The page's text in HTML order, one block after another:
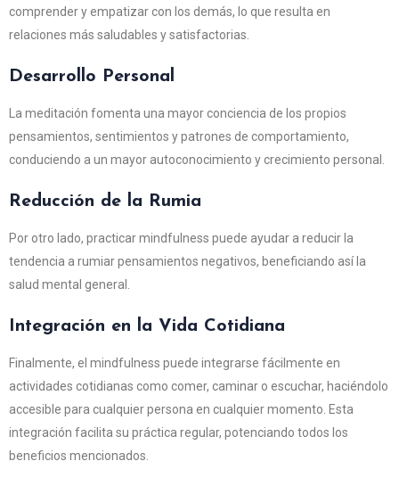
comprender y empatizar con los demás, lo que resulta en
relaciones más saludables y satisfactorias.
Desarrollo Personal
La meditación fomenta una mayor conciencia de los propios
pensamientos, sentimientos y patrones de comportamiento,
conduciendo a un mayor autoconocimiento y crecimiento personal.
Reducción de la Rumia
Por otro lado, practicar mindfulness puede ayudar a reducir la
tendencia a rumiar pensamientos negativos, beneficiando así la
salud mental general.
Integración en la Vida Cotidiana
Finalmente, el mindfulness puede integrarse fácilmente en
actividades cotidianas como comer, caminar o escuchar, haciéndolo
accesible para cualquier persona en cualquier momento. Esta
integración facilita su práctica regular, potenciando todos los
beneficios mencionados.